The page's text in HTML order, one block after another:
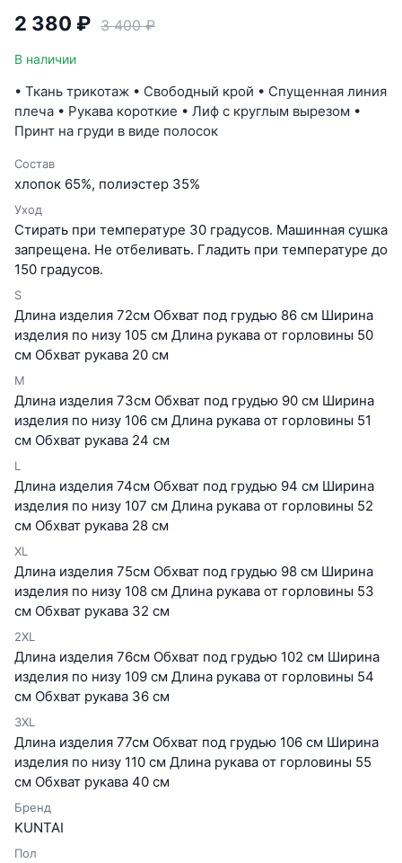
2 380 ₽ 3 400 ₽
В наличии
• Ткань трикотаж • Свободный крой • Спущенная линия
плеча • Рукава короткие • Лиф с круглым вырезом •
Принт на груди в виде полосок
Состав
хлопок 65%, полиэстер 35%
Уход
Стирать при температуре 30 градусов. Машинная сушка
запрещена. Не отбеливать. Гладить при температуре до
150 градусов.
S
Длина изделия 72см Обхват под грудью 86 см Ширина
изделия по низу 105 см Длина рукава от горловины 50
см Обхват рукава 20 см
M
Длина изделия 73см Обхват под грудью 90 см Ширина
изделия по низу 106 см Длина рукава от горловины 51
см Обхват рукава 24 см
L
Длина изделия 74см Обхват под грудью 94 см Ширина
изделия по низу 107 см Длина рукава от горловины 52
см Обхват рукава 28 см
XL
Длина изделия 75см Обхват под грудью 98 см Ширина
изделия по низу 108 см Длина рукава от горловины 53
см Обхват рукава 32 см
2XL
Длина изделия 76см Обхват под грудью 102 см Ширина
изделия по низу 109 см Длина рукава от горловины 54
см Обхват рукава 36 см
3XL
Длина изделия 77см Обхват под грудью 106 см Ширина
изделия по низу 110 см Длина рукава от горловины 55
см Обхват рукава 40 см
Бренд
KUNTAI
Пол